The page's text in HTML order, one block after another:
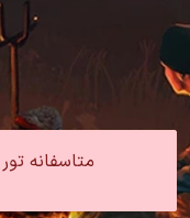
تور
متاسفانه